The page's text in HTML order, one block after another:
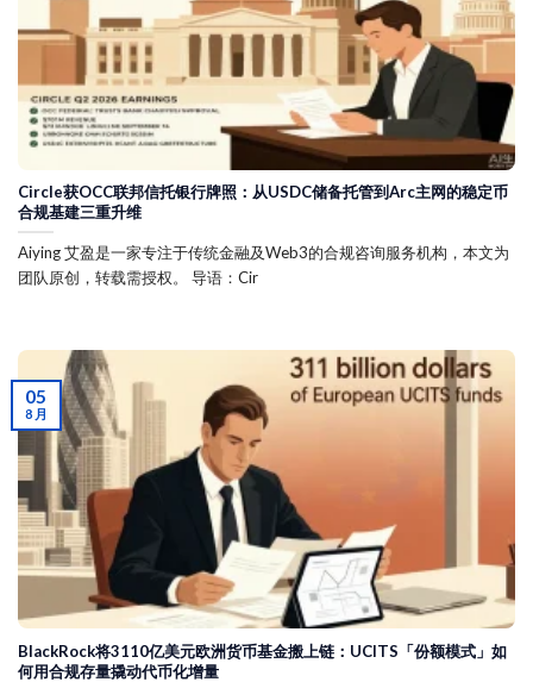
Circle获OCC联邦信托银行牌照：从USDC储备托管到Arc主网的稳定币
合规基建三重升维
Aiying 艾盈是一家专注于传统金融及Web3的合规咨询服务机构，本文为
团队原创，转载需授权。 导语：Cir
BlackRock将3110亿美元欧洲货币基金搬上链：UCITS「份额模式」如
何用合规存量撬动代币化增量
05
8 月